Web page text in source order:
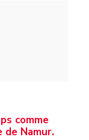
comme
Namur.